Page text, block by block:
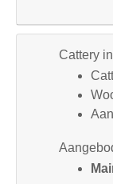
Cattery